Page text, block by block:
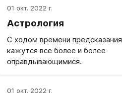
01 окт. 2022 г.
Астрология
С ходом времени предсказания
кажутся все более и более
оправдывающимися.
01 окт. 2022 г.